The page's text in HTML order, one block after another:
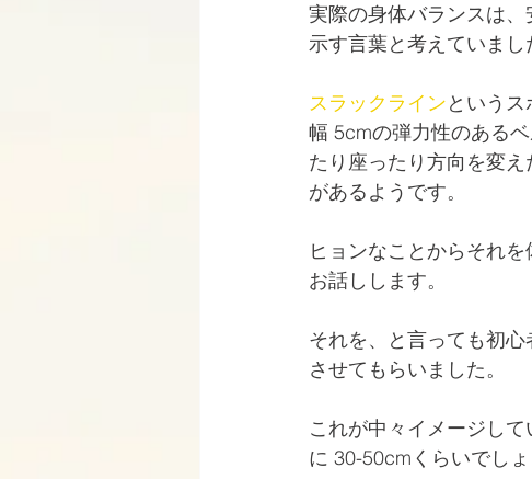
ボクシング YouTube 身体
実際の身体バランスは
示す言葉と考えていまし
スラックラインという
幅 5cmの弾力性のある
たり座ったり方向を変
があるようです。
ヒョンなことからそれ
お話しします。
それを、と言っても初
させてもらいました。
これが中々イメージし
に 30-50cmくらいでしょ